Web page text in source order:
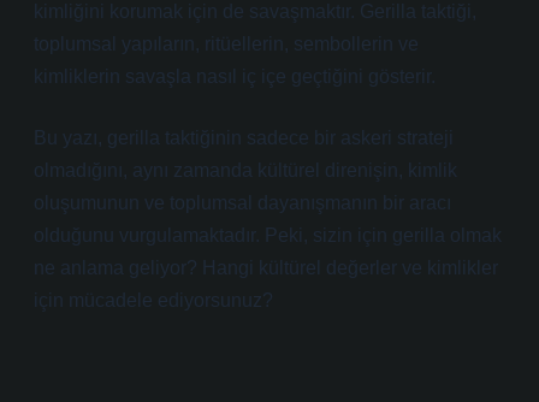
kimliğini korumak için de savaşmaktır. Gerilla taktiği,
toplumsal yapıların, ritüellerin, sembollerin ve
kimliklerin savaşla nasıl iç içe geçtiğini gösterir.
Bu yazı, gerilla taktiğinin sadece bir askeri strateji
olmadığını, aynı zamanda kültürel direnişin, kimlik
oluşumunun ve toplumsal dayanışmanın bir aracı
olduğunu vurgulamaktadır. Peki, sizin için gerilla olmak
ne anlama geliyor? Hangi kültürel değerler ve kimlikler
için mücadele ediyorsunuz?